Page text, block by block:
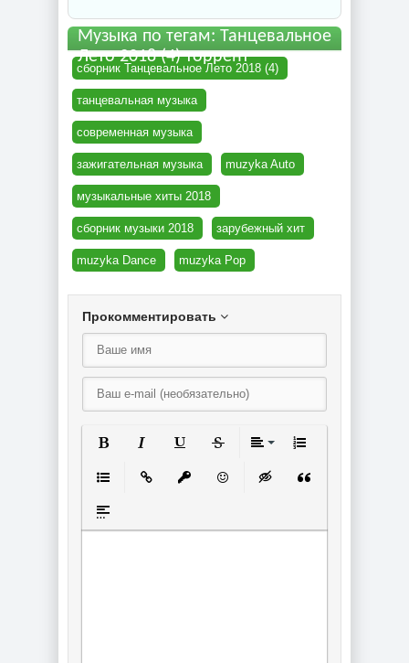
Музыка по тегам: Танцевальное
Лето 2018 (4) торрент
сборник Танцевальное Лето 2018 (4)
танцевальная музыка
современная музыка
зажигательная музыка muzyka Auto
музыкальные хиты 2018
сборник музыки 2018 зарубежный хит
muzyka Dance muzyka Pop
Прокомментировать
Вставка спойлера